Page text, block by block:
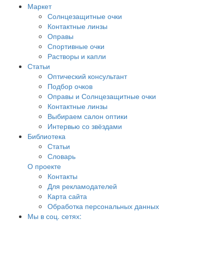
Маркет
Солнцезащитные очки
Контактные линзы
Оправы
Спортивные очки
Растворы и капли
Статьи
Оптический консультант
Подбор очков
Оправы и Солнцезащитные очки
Контактные линзы
Выбираем салон оптики
Интервью со звёздами
Библиотека
Статьи
Словарь
О проекте
Контакты
Для рекламодателей
Карта сайта
Обработка персональных данных
Мы в соц. сетях: